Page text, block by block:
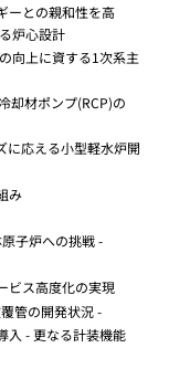
ーとの親和性を高
炉心設計
向上に資する1次系主
却材ポンプ(RCP)の
に応える小型軽水炉開
み
子炉への挑戦 -
ビス高度化の実現
管の開発状況 -
入 - 更なる計装機能